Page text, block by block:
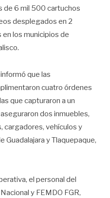
de 6 mil 500 cartuchos
desplegados en 2
los municipios de
que las
cuatro órdenes
que capturaron a un
dos inmuebles,
cargadores, vehículos y
Guadalajara y Tlaquepaque,
el personal del
y FEMDO FGR,